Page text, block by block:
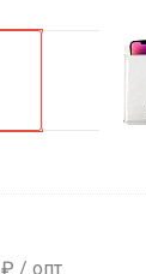
₽ / опт